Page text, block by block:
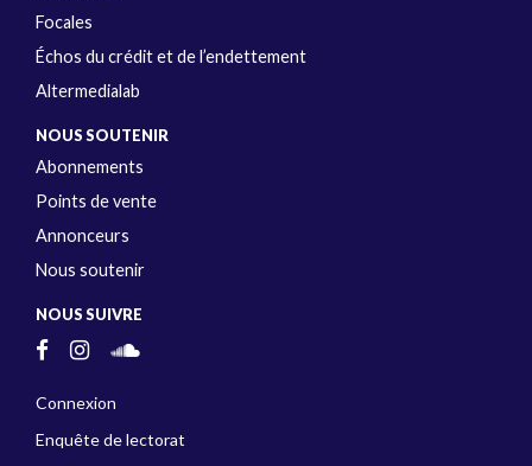
Focales
Échos du crédit et de l’endettement
Altermedialab
NOUS SOUTENIR
Abonnements
Points de vente
Annonceurs
Nous soutenir
NOUS SUIVRE
Connexion
Enquête de lectorat